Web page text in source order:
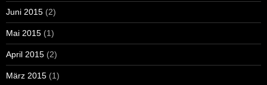
Juni 2015 (2)
Mai 2015 (1)
April 2015 (2)
März 2015 (1)